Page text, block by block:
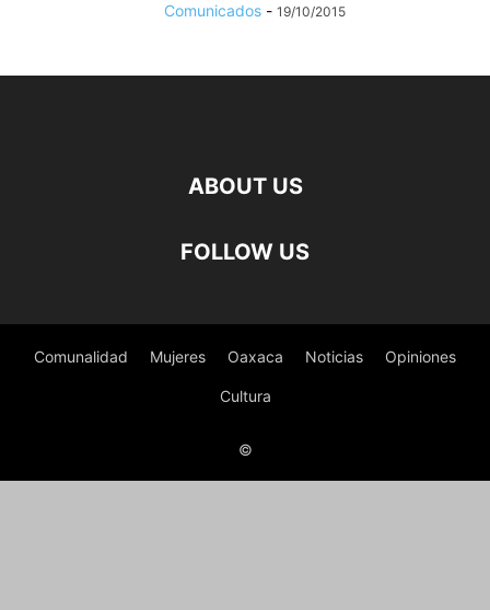
Comunicados - 19/10/2015
ABOUT US
FOLLOW US
Comunalidad Mujeres Oaxaca Noticias Opiniones
Cultura
©